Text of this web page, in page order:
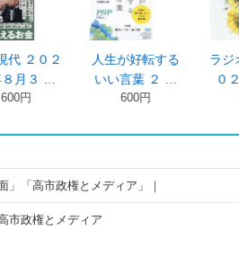
ラジオ深夜便 ２
０２６年８ …
月刊ニュースが
わかる ２０ …
」「高市政権とメディア」｜
市政権とメディア